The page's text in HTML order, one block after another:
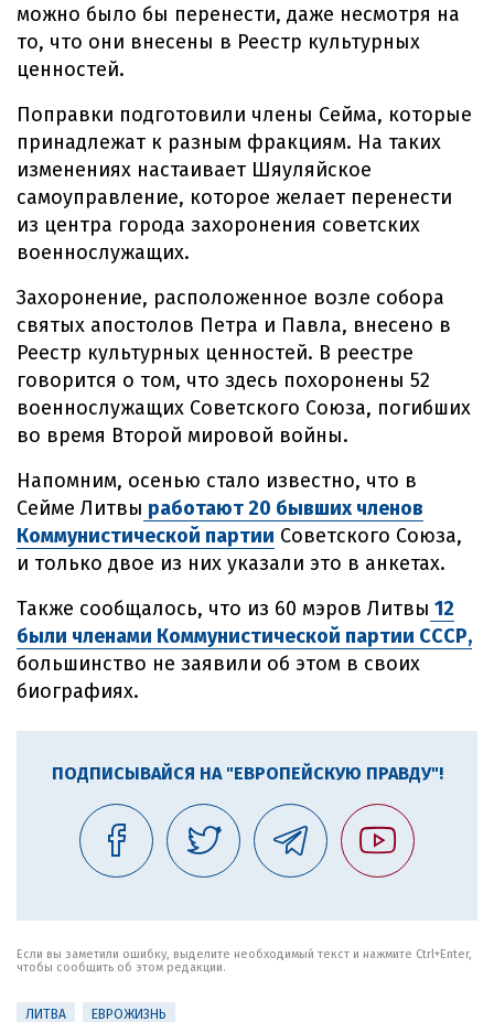
можно было бы перенести, даже несмотря на
то, что они внесены в Реестр культурных
ценностей.
Поправки подготовили члены Сейма, которые
принадлежат к разным фракциям. На таких
изменениях настаивает Шяуляйское
самоуправление, которое желает перенести
из центра города захоронения советских
военнослужащих.
Захоронение, расположенное возле собора
святых апостолов Петра и Павла, внесено в
Реестр культурных ценностей. В реестре
говорится о том, что здесь похоронены 52
военнослужащих Советского Союза, погибших
во время Второй мировой войны.
Напомним, осенью стало известно, что в
Сейме Литвы работают 20 бывших членов
Коммунистической партии Советского Союза,
и только двое из них указали это в анкетах.
Также сообщалось, что из 60 мэров Литвы 12
были членами Коммунистической партии СССР,
большинство не заявили об этом в своих
биографиях.
ПОДПИСЫВАЙСЯ НА "ЕВРОПЕЙСКУЮ ПРАВДУ"!
Если вы заметили ошибку, выделите необходимый текст и нажмите Ctrl+Enter,
чтобы сообщить об этом редакции.
ЛИТВА ЕВРОЖИЗНЬ